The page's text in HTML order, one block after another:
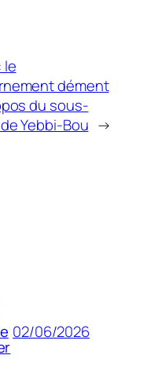
le
dément
du sous-
Yebbi-Bou →
02/06/2026